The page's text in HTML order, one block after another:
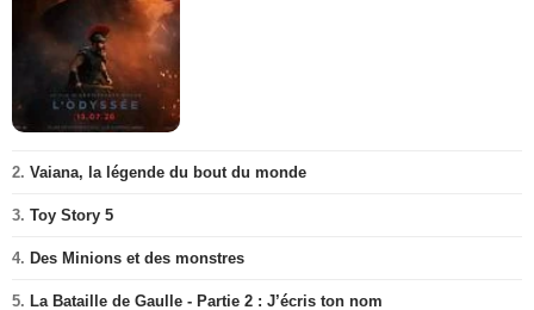
2. Vaiana, la légende du bout du monde
3. Toy Story 5
4. Des Minions et des monstres
5. La Bataille de Gaulle - Partie 2 : J’écris ton nom